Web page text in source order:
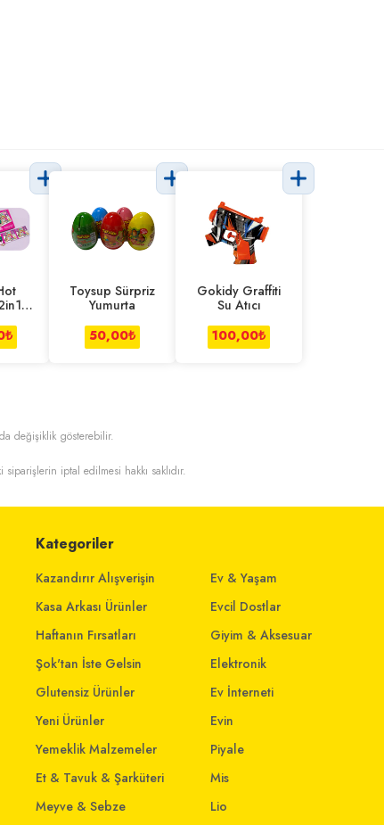
₺
Toysup Sürpriz
Yumurta
50,00₺
Gokidy Graffiti
Su Atıcı
100,00₺
değişiklik gösterebilir.
iptal edilmesi hakkı saklıdır.
Kategoriler
Kazandırır Alışverişin
Kasa Arkası Ürünler
Haftanın Fırsatları
Şok'tan İste Gelsin
Glutensiz Ürünler
Yeni Ürünler
Yemeklik Malzemeler
Et & Tavuk & Şarküteri
Meyve & Sebze
Ev & Yaşam
Evcil Dostlar
Giyim & Aksesuar
Elektronik
Ev İnterneti
Evin
Piyale
Mis
Lio